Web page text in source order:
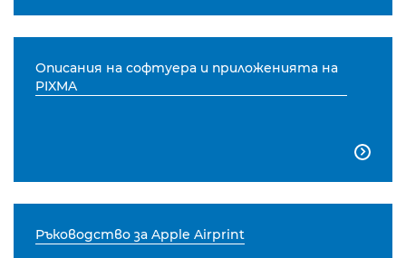
Описания на софтуера и приложенията на
PIXMA

Ръководство за Apple Airprint